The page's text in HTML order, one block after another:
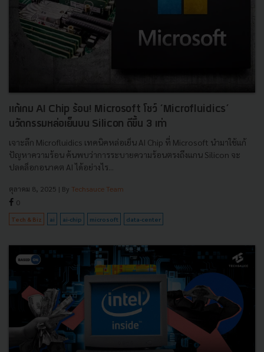
แก้เกม AI Chip ร้อน! Microsoft โชว์ ‘Microfluidics’
นวัตกรรมหล่อเย็นบน Silicon ดีขึ้น 3 เท่า
เจาะลึก Microfluidics เทคนิคหล่อเย็น AI Chip ที่ Microsoft นำมาใช้แก้
ปัญหาความร้อน ค้นพบว่าการระบายความร้อนตรงถึงแกน Silicon จะ
ปลดล็อกอนาคต AI ได้อย่างไร...
ตุลาคม 8, 2025 | By Techsauce Team
0
Tech & Biz ai ai-chip microsoft data-center